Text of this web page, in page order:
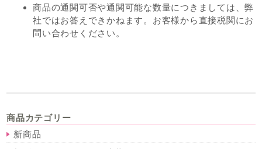
商品の通関可否や通関可能な数量につきましては、弊
社ではお答えできかねます。お客様から直接税関にお
問い合わせください。
商品カテゴリー
新商品